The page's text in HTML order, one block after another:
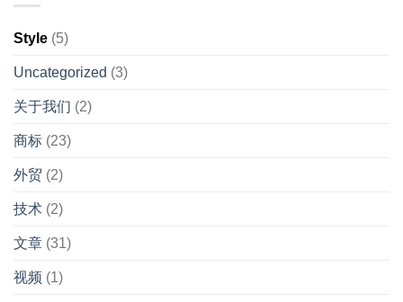
Style (5)
Uncategorized (3)
关于我们 (2)
商标 (23)
外贸 (2)
技术 (2)
文章 (31)
视频 (1)